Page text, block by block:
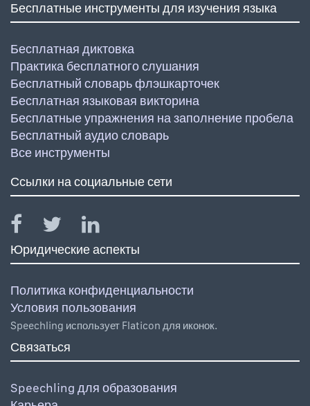
Бесплатные инструменты для изучения языка
Бесплатная диктовка
Практика бесплатного слушания
Бесплатный словарь флэшкарточек
Бесплатная языковая викторина
Бесплатные упражнения на заполнение пробела
Бесплатный аудио словарь
Все инструменты
Ссылки на социальные сети
Юридические аспекты
Политика конфиденциальности
Условия пользования
Speechling использует Flaticon для иконок.
Связаться
Speechling для образования